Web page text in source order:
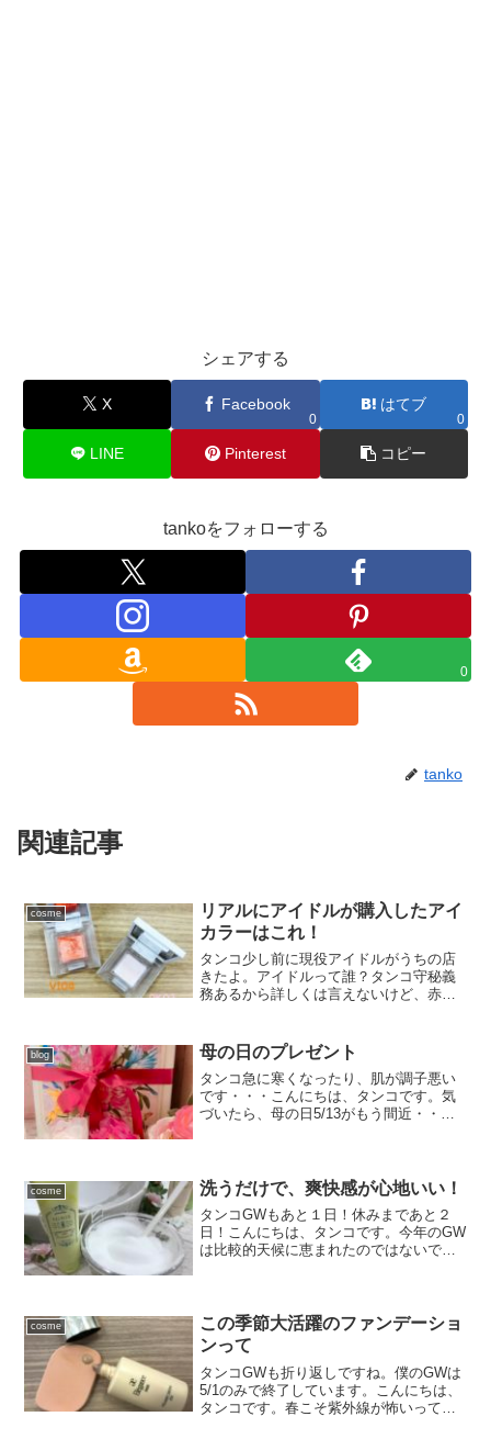
シェアする
X Facebook
0
はてブ
0
LINE Pinterest コピー
tankoをフォローする
0
tanko
関連記事
cosme
リアルにアイドルが購入したアイ
カラーはこれ！
タンコ少し前に現役アイドルがうちの店
きたよ。アイドルって誰？タンコ守秘義
務あるから詳しくは言えないけど、赤担
ルの子が、「毎日つけてるよ！」って言
ってくれたアイメイクのカ...
blog 母の日のプレゼント
タンコ急に寒くなったり、肌が調子悪い
です・・・こんにちは、タンコです。気
づいたら、母の日5/13がもう間近・・・
す。その理由は母が3/...
cosme 洗うだけで、爽快感が心地いい！
タンコGWもあと１日！休みまであと２
日！こんにちは、タンコです。今年のGW
は比較的天候に恵まれたのではないでし
ですが、これからのシ...
cosme
この季節大活躍のファンデーショ
ンって
タンコGWも折り返しですね。僕のGWは
5/1のみで終了しています。こんにちは、
タンコです。春こそ紫外線が怖いってご